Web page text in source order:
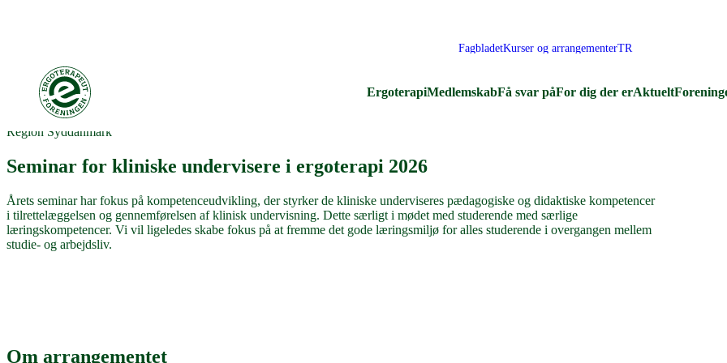
FagbladetKurser og arrangementerTR
ErgoterapiMedlemskabFå svar påFor dig der erAktuelt
Region Syddanmark
Seminar for kliniske undervisere i ergoterapi 2026
Årets seminar har fokus på kompetenceudvikling, der styrker de kliniske underviseres pædagogiske og didaktiske kompetencer
i tilrettelæggelsen og gennemførelsen af klinisk undervisning. Dette særligt i mødet med studerende med særlige
læringskompetencer. Vi vil ligeledes skabe fokus på at fremme det gode læringsmiljø for alles studerende i overgangen mellem
studie- og arbejdsliv.
Om arrangementet